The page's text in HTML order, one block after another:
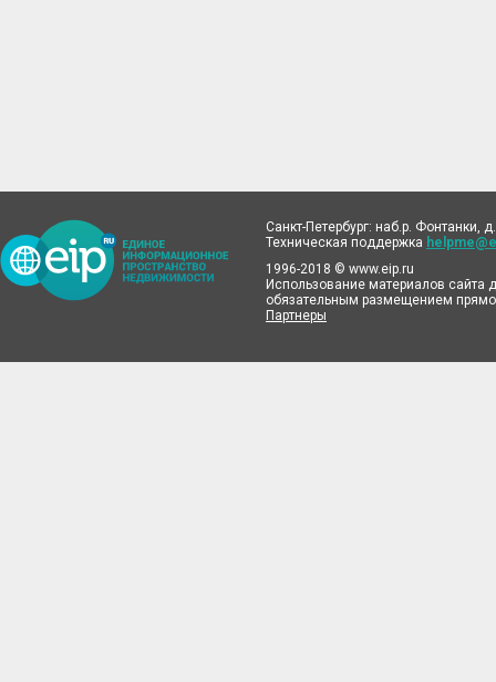
Санкт-Петербург: наб.р. Фонтанки,
Техническая поддержка
1996-2018 © www.eip.ru
Использование материалов сайта
обязательным размещением
Партнеры